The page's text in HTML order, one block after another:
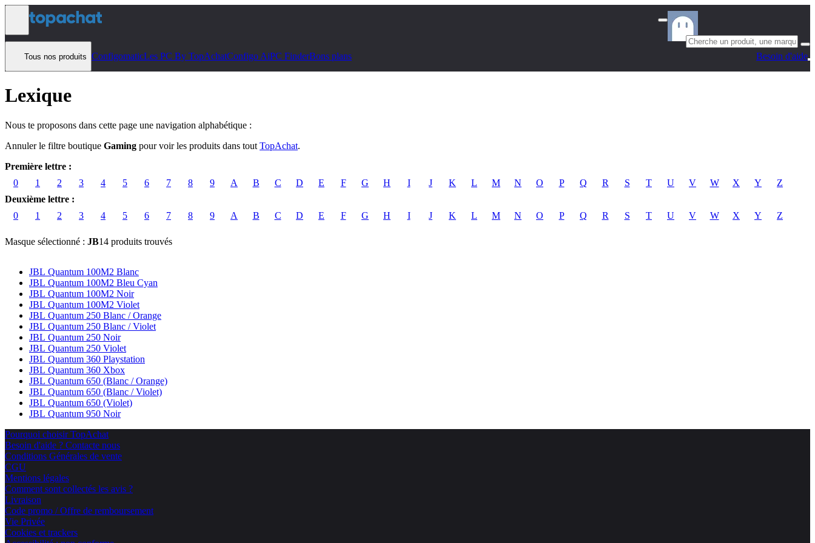
Aller au contenu
Tous nos produits ConfigomaticLes PC By TopAchatConfigo AiPC FinderBons plans Besoin d'aide
Lexique
Nous te proposons dans cette page une navigation alphabétique :
Annuler le filtre boutique Gaming pour voir les produits dans tout TopAchat.
Première lettre :
0
1 2 3 4 5 6 7 8 9 A B C D E F G H I J K L M N O P Q R S T U V W X Y
Z
Deuxième lettre :
0
1 2 3 4 5 6 7 8 9 A B C D E F G H I J K L M N O P Q R S T U V W X Y Z
Masque sélectionné : JB14 produits trouvés
JBL Quantum 100M2 Blanc
JBL Quantum 100M2 Bleu Cyan
JBL Quantum 100M2 Noir
JBL Quantum 100M2 Violet
JBL Quantum 250 Blanc / Orange
JBL Quantum 250 Blanc / Violet
JBL Quantum 250 Noir
JBL Quantum 250 Violet
JBL Quantum 360 Playstation
JBL Quantum 360 Xbox
JBL Quantum 650 (Blanc / Orange)
JBL Quantum 650 (Blanc / Violet)
JBL Quantum 650 (Violet)
JBL Quantum 950 Noir
Pourquoi choisir TopAchat
Besoin d'aide ? Contacte nous
Conditions Générales de vente
CGU
Mentions légales
Comment sont collectés les avis ?
Livraison
Code promo / Offre de remboursement
Vie Privée
Cookies et trackers